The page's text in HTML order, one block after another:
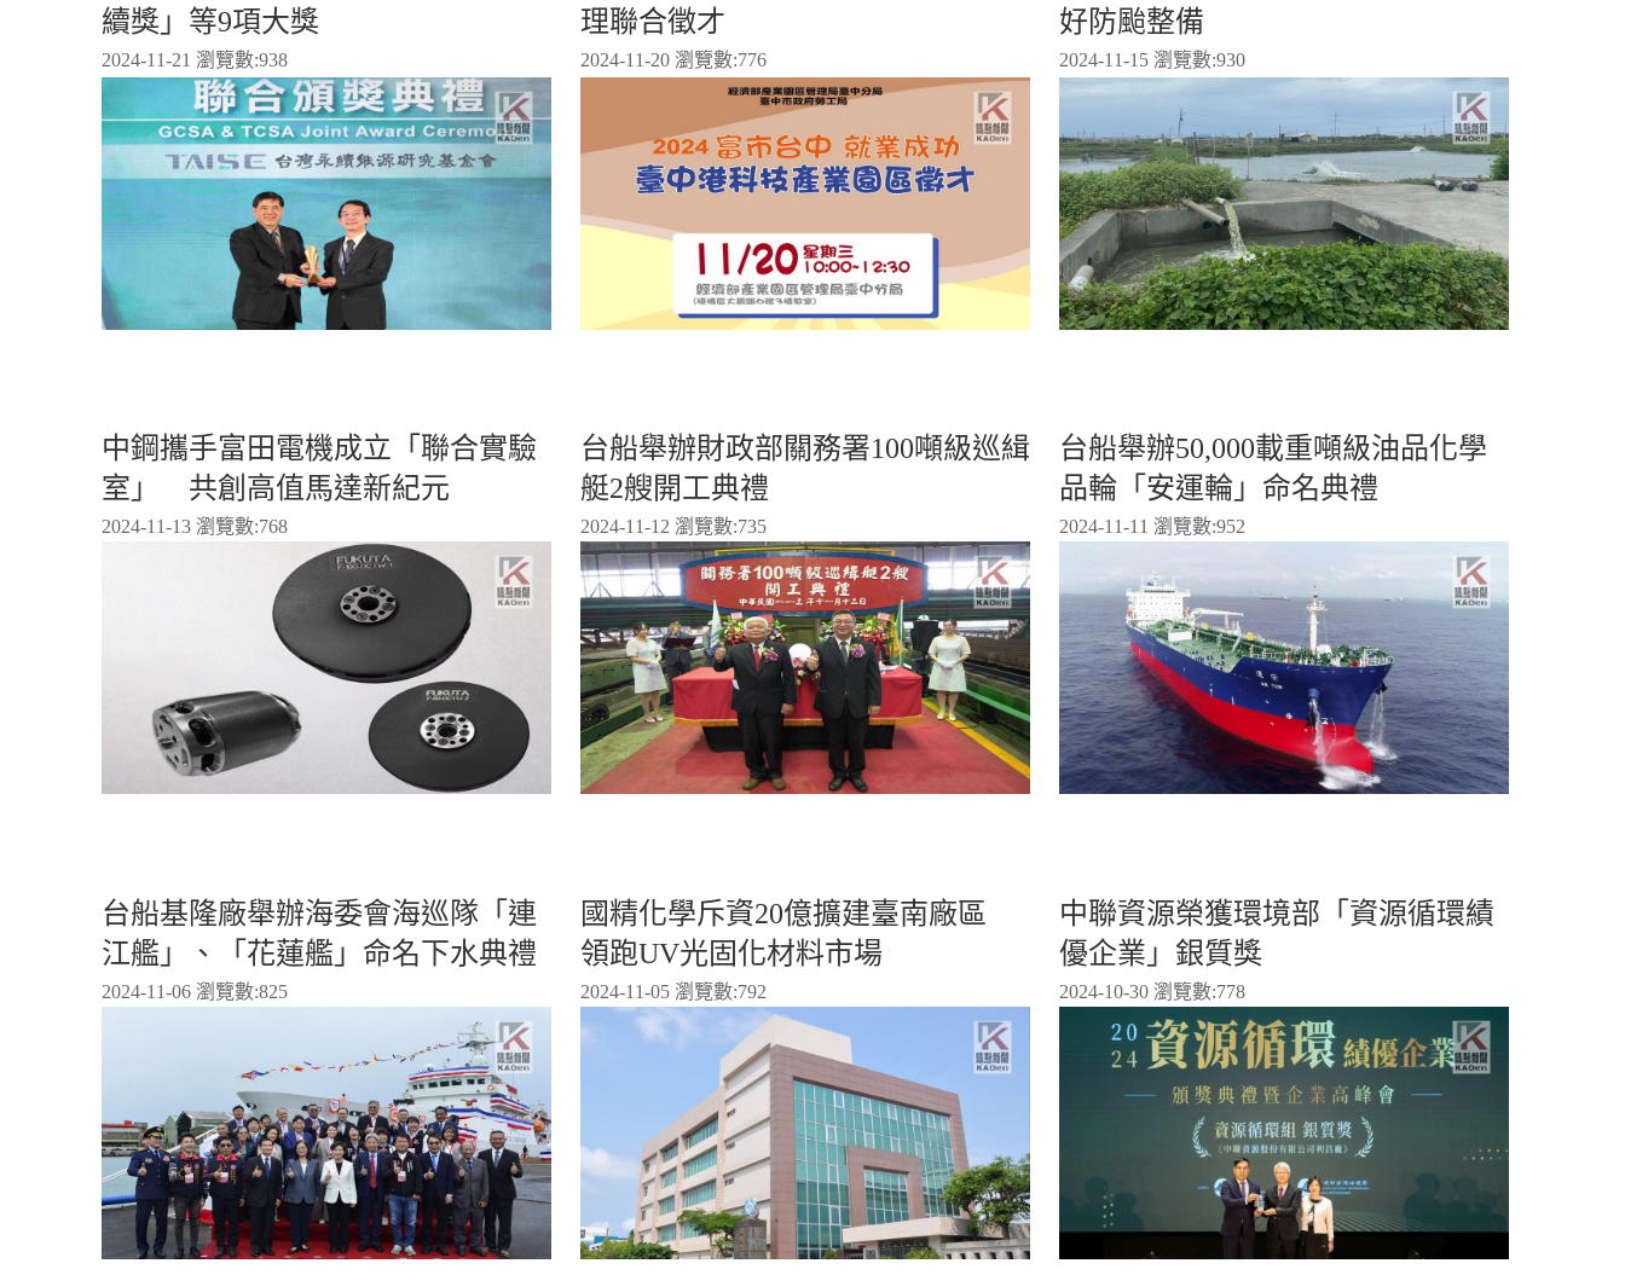
續獎」等9項大獎
2024-11-21 瀏覽數:938
理聯合徵才
2024-11-20 瀏覽數:776
好防颱整備
2024-11-15 瀏覽數:930
中鋼攜手富田電機成立「聯合實驗
室」 共創高值馬達新紀元
2024-11-13 瀏覽數:768
台船舉辦財政部關務署100噸級巡緝
艇2艘開工典禮
2024-11-12 瀏覽數:735
台船舉辦50,000載重噸級油品化學
品輪「安運輪」命名典禮
2024-11-11 瀏覽數:952
台船基隆廠舉辦海委會海巡隊「連
江艦」、「花蓮艦」命名下水典禮
2024-11-06 瀏覽數:825
國精化學斥資20億擴建臺南廠區
領跑UV光固化材料市場
2024-11-05 瀏覽數:792
中聯資源榮獲環境部「資源循環績
優企業」銀質獎
2024-10-30 瀏覽數:778